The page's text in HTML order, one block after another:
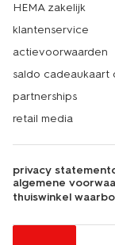
HEMA zakelijk
klantenservice
actievoorwaarden
saldo cadeaukaart
partnerships
retail media
privacy statement
algemene
thuiswinkel